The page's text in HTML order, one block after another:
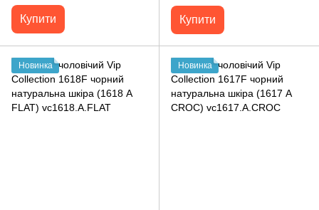
Купити Купити
Новинка Новинка